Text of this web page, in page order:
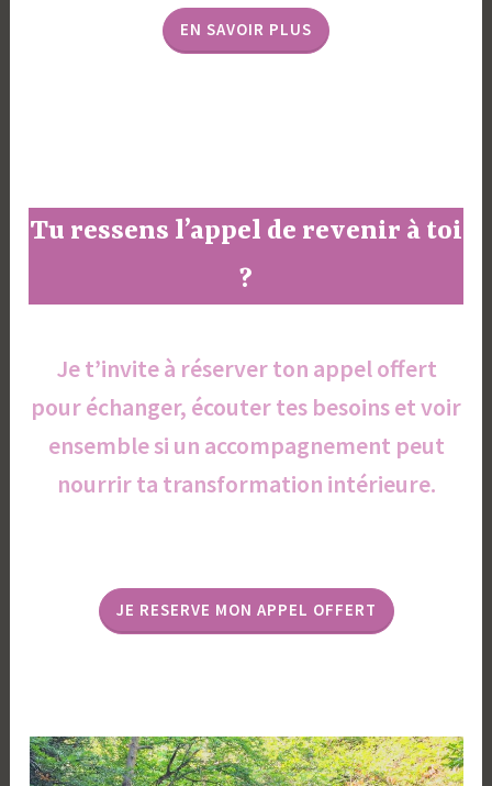
EN SAVOIR PLUS
Tu ressens l’appel de revenir à toi
?
Je t’invite à réserver ton appel offert
pour échanger, écouter tes besoins et voir
ensemble si un accompagnement peut
nourrir ta transformation intérieure.
JE RESERVE MON APPEL OFFERT